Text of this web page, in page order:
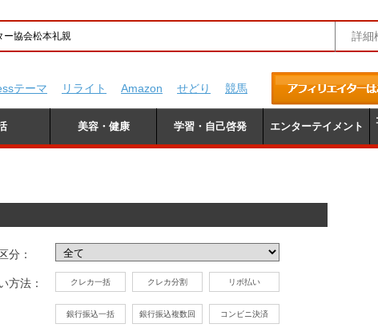
詳細
テーマ リライト Amazon せどり 競馬
美容・健康 学習・自己啓発 エンターテイメント
分：
方法： クレカ一括 クレカ分割 リボ払い
銀行振込一括 銀行振込複数回 コンビニ決済